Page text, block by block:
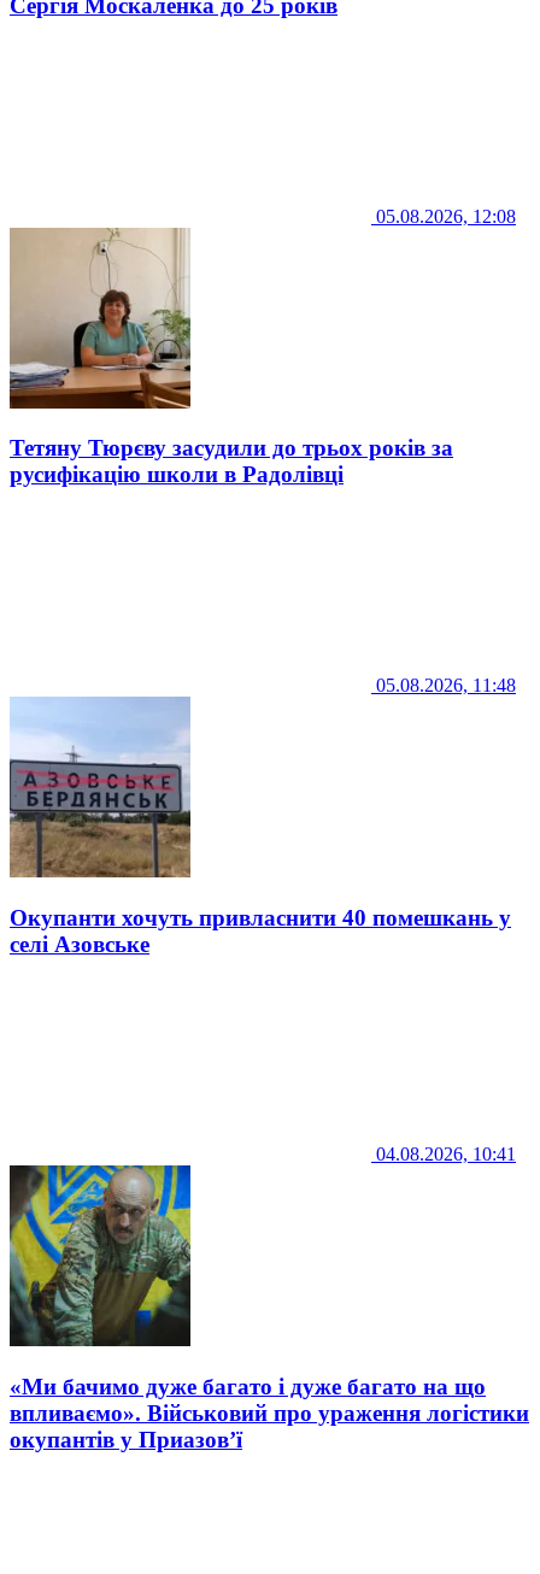
Сергія Москаленка до 25 років
05.08.2026, 12:08
Тетяну Тюрєву засудили до трьох років за
русифікацію школи в Радолівці
05.08.2026, 11:48
Окупанти хочуть привласнити 40 помешкань у
селі Азовське
04.08.2026, 10:41
«Ми бачимо дуже багато і дуже багато на що
впливаємо». Військовий про ураження логістики
окупантів у Приазов’ї